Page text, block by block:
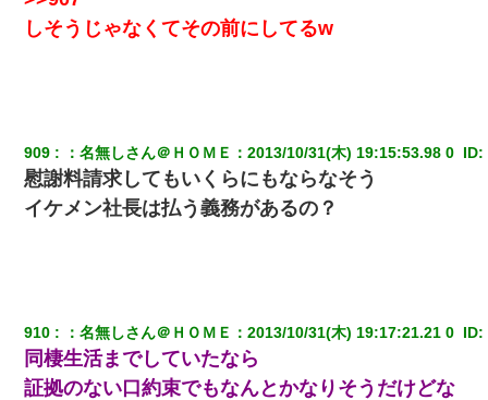
しそうじゃなくてその前にしてるw
909 ：名無しさん＠ＨＯＭＥ ：2013/10/31(木) 19:15:53.98 0 ID:
慰謝料請求してもいくらにもならなそう
イケメン社長は払う義務があるの？
910 ：名無しさん＠ＨＯＭＥ ：2013/10/31(木) 19:17:21.21 0 ID:
同棲生活までしていたなら
証拠のない口約束でもなんとかなりそうだけどな